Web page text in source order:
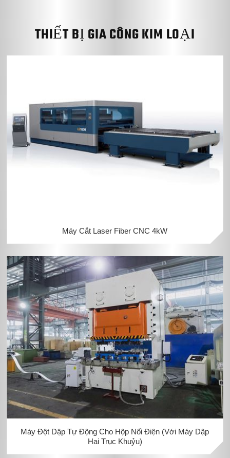
THIẾT BỊ GIA CÔNG KIM LOẠI
Máy Cắt Laser Fiber CNC 4kW
Máy Đột Dập Tự Động Cho Hộp Nối Điện (Với Máy Dập
Hai Trục Khuỷu)